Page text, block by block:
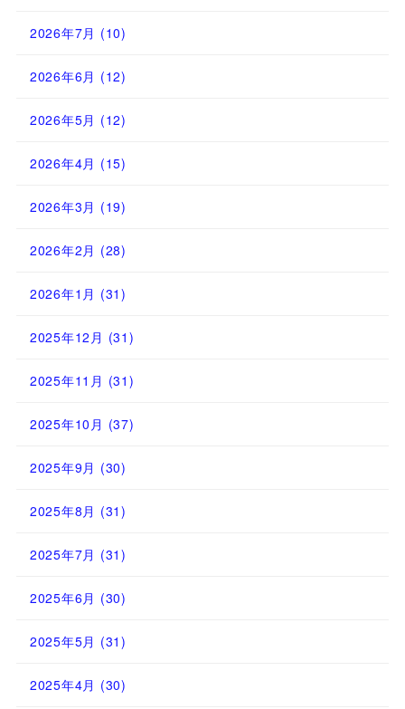
2026年7月 (10)
2026年6月 (12)
2026年5月 (12)
2026年4月 (15)
2026年3月 (19)
2026年2月 (28)
2026年1月 (31)
2025年12月 (31)
2025年11月 (31)
2025年10月 (37)
2025年9月 (30)
2025年8月 (31)
2025年7月 (31)
2025年6月 (30)
2025年5月 (31)
2025年4月 (30)